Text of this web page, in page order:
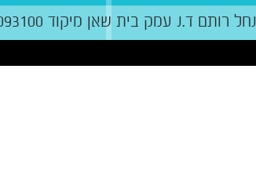
נחל רותם ד.נ עמק בית שאן מיקוד 1093100